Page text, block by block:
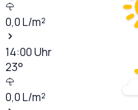
0,0L/m²
14:00Uhr
23°
0,0L/m²